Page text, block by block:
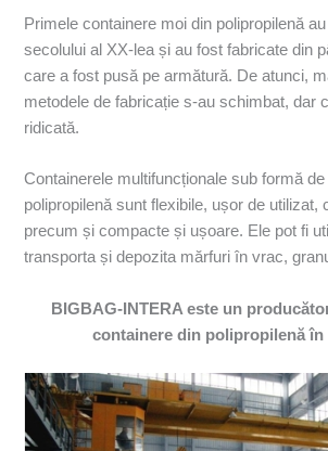
Primele containere moi din polipropilenă
secolului al XX-lea și au fost fabricate din
care a fost pusă pe armătură. De atunci,
metodele de fabricație s-au schimbat, dar
ridicată.
Containerele multifuncționale sub formă
polipropilenă sunt flexibile, ușor de utilizat,
precum și compacte și ușoare. Ele pot fi
transporta și depozita mărfuri în vrac,
BIGBAG-INTERA este un
containere din polipropilenă în